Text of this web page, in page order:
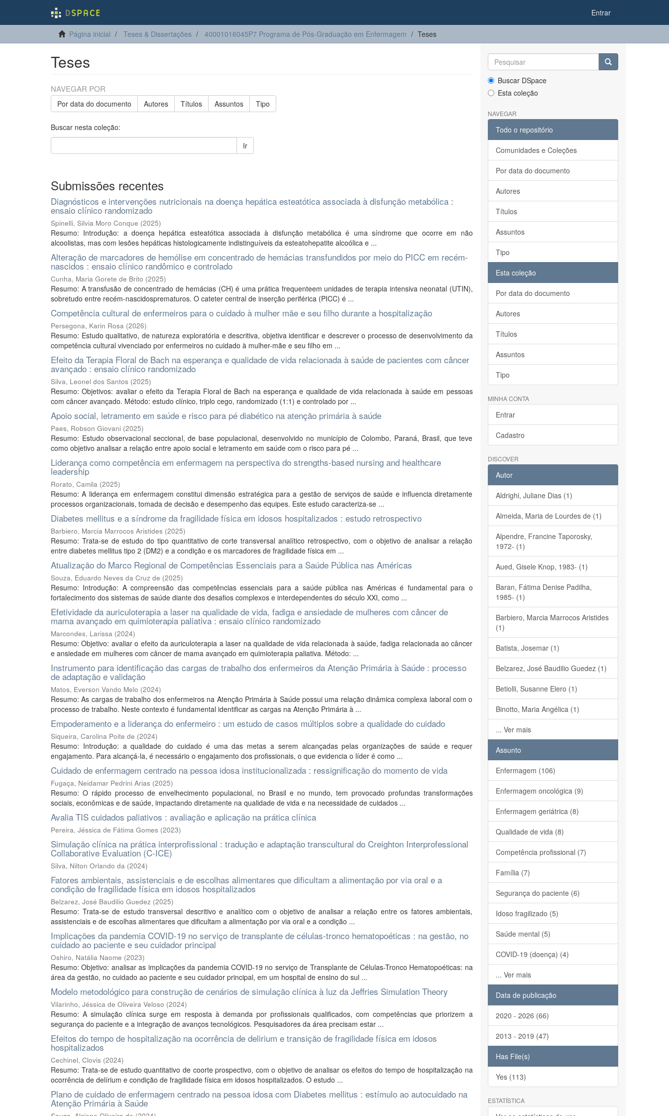
Entrar
Página inicial Teses & Dissertações 40001016045P7 Programa de Pós-Graduação em Enfermagem Teses
Teses
NAVEGAR POR
Por data do documento Autores Títulos Assuntos Tipo
Buscar nesta coleção:
Ir
Submissões recentes
Diagnósticos e intervenções nutricionais na doença hepática esteatótica associada à disfunção metabólica :
ensaio clínico randomizado
Spinelli, Silvia Moro Conque (2025)
Resumo: Introdução: a doença hepática esteatótica associada à disfunção metabólica é uma síndrome que ocorre em não
alcoolistas, mas com lesões hepáticas histologicamente indistinguíveis da esteatohepatite alcoólica e ...
Alteração de marcadores de hemólise em concentrado de hemácias transfundidos por meio do PICC em recém-
nascidos : ensaio clínico randômico e controlado
Cunha, Maria Gorete de Brito (2025)
Resumo: A transfusão de concentrado de hemácias (CH) é uma prática frequenteem unidades de terapia intensiva neonatal (UTIN),
sobretudo entre recém-nascidosprematuros. O cateter central de inserção periférica (PICC) é ...
Competência cultural de enfermeiros para o cuidado à mulher mãe e seu filho durante a hospitalização
Persegona, Karin Rosa (2026)
Resumo: Estudo qualitativo, de natureza exploratória e descritiva, objetiva identificar e descrever o processo de desenvolvimento da
competência cultural vivenciado por enfermeiros no cuidado à mulher-mãe e seu filho em ...
Efeito da Terapia Floral de Bach na esperança e qualidade de vida relacionada à saúde de pacientes com câncer
avançado : ensaio clínico randomizado
Silva, Leonel dos Santos (2025)
Resumo: Objetivos: avaliar o efeito da Terapia Floral de Bach na esperança e qualidade de vida relacionada à saúde em pessoas
com câncer avançado. Método: estudo clínico, triplo cego, randomizado (1:1) e controlado por ...
Apoio social, letramento em saúde e risco para pé diabético na atenção primária à saúde
Paes, Robson Giovani (2025)
Resumo: Estudo observacional seccional, de base populacional, desenvolvido no município de Colombo, Paraná, Brasil, que teve
como objetivo analisar a relação entre apoio social e letramento em saúde com o risco para pé ...
Liderança como competência em enfermagem na perspectiva do strengths-based nursing and healthcare
leadership
Rorato, Camila (2025)
Resumo: A liderança em enfermagem constitui dimensão estratégica para a gestão de serviços de saúde e influencia diretamente
processos organizacionais, tomada de decisão e desempenho das equipes. Este estudo caracteriza-se ...
Diabetes mellitus e a síndrome da fragilidade física em idosos hospitalizados : estudo retrospectivo
Barbiero, Marcia Marrocos Aristides (2025)
Resumo: Trata-se de estudo do tipo quantitativo de corte transversal analítico retrospectivo, com o objetivo de analisar a relação
entre diabetes mellitus tipo 2 (DM2) e a condição e os marcadores de fragilidade física em ...
Atualização do Marco Regional de Competências Essenciais para a Saúde Pública nas Américas
Souza, Eduardo Neves da Cruz de (2025)
Resumo: Introdução: A compreensão das competências essenciais para a saúde pública nas Américas é fundamental para o
fortalecimento dos sistemas de saúde diante dos desafios complexos e interdependentes do século XXI, como ...
Efetividade da auriculoterapia a laser na qualidade de vida, fadiga e ansiedade de mulheres com câncer de
mama avançado em quimioterapia paliativa : ensaio clínico randomizado
Marcondes, Larissa (2024)
Resumo: Objetivo: avaliar o efeito da auriculoterapia a laser na qualidade de vida relacionada à saúde, fadiga relacionada ao câncer
e ansiedade em mulheres com câncer de mama avançado em quimioterapia paliativa. Método: ...
Instrumento para identificação das cargas de trabalho dos enfermeiros da Atenção Primária à Saúde : processo
de adaptação e validação
Matos, Everson Vando Melo (2024)
Resumo: As cargas de trabalho dos enfermeiros na Atenção Primária à Saúde possui uma relação dinâmica complexa laboral com o
processo de trabalho. Neste contexto é fundamental identificar as cargas na Atenção Primária à ...
Empoderamento e a liderança do enfermeiro : um estudo de casos múltiplos sobre a qualidade do cuidado
Siqueira, Carolina Poite de (2024)
Resumo: Introdução: a qualidade do cuidado é uma das metas a serem alcançadas pelas organizações de saúde e requer
engajamento. Para alcançá-la, é necessário o engajamento dos profissionais, o que evidencia o líder é como ...
Cuidado de enfermagem centrado na pessoa idosa institucionalizada : ressignificação do momento de vida
Fugaça, Neidamar Pedrini Arias (2025)
Resumo: O rápido processo de envelhecimento populacional, no Brasil e no mundo, tem provocado profundas transformações
sociais, econômicas e de saúde, impactando diretamente na qualidade de vida e na necessidade de cuidados ...
Avalia TIS cuidados paliativos : avaliação e aplicação na prática clínica
Pereira, Jéssica de Fátima Gomes (2023)
Simulação clínica na prática interprofissional : tradução e adaptação transcultural do Creighton Interprofessional
Collaborative Evaluation (C-ICE)
Silva, Nilton Orlando da (2024)
Fatores ambientais, assistenciais e de escolhas alimentares que dificultam a alimentação por via oral e a
condição de fragilidade física em idosos hospitalizados
Belzarez, José Baudilio Guedez (2025)
Resumo: Trata-se de estudo transversal descritivo e analítico com o objetivo de analisar a relação entre os fatores ambientais,
assistenciais e de escolhas alimentares que dificultam a alimentação por via oral e a condição ...
Implicações da pandemia COVID-19 no serviço de transplante de células-tronco hematopoéticas : na gestão, no
cuidado ao paciente e seu cuidador principal
Oshiro, Natália Naome (2023)
Resumo: Objetivo: analisar as implicações da pandemia COVID-19 no serviço de Transplante de Células-Tronco Hematopoéticas: na
área da gestão, no cuidado ao paciente e seu cuidador principal, em um hospital de ensino do sul ...
Modelo metodológico para construção de cenários de simulação clínica à luz da Jeffries Simulation Theory
Vilarinho, Jéssica de Oliveira Veloso (2024)
Resumo: A simulação clínica surge em resposta à demanda por profissionais qualificados, com competências que priorizem a
segurança do paciente e a integração de avanços tecnológicos. Pesquisadores da área precisam estar ...
Efeitos do tempo de hospitalização na ocorrência de delirium e transição de fragilidade física em idosos
hospitalizados
Cechinel, Clovis (2024)
Resumo: Trata-se de estudo quantitativo de coorte prospectivo, com o objetivo de analisar os efeitos do tempo de hospitalização na
ocorrência de delírium e condição de fragilidade física em idosos hospitalizados. O estudo ...
Plano de cuidado de enfermagem centrado na pessoa idosa com Diabetes mellitus : estímulo ao autocuidado na
Atenção Primária à Saúde
Buscar DSpace
Esta coleção
NAVEGAR
Todo o repositório
Comunidades e Coleções
Por data do documento
Autores
Títulos
Assuntos
Tipo
Esta coleção
Por data do documento
Autores
Títulos
Assuntos
Tipo
MINHA CONTA
Entrar
Cadastro
DISCOVER
Autor
Aldrighi, Juliane Dias (1)
Almeida, Maria de Lourdes de (1)
Alpendre, Francine Taporosky,
1972- (1)
Aued, Gisele Knop, 1983- (1)
Baran, Fátima Denise Padilha,
1985- (1)
Barbiero, Marcia Marrocos Aristides
(1)
Batista, Josemar (1)
Belzarez, José Baudilio Guedez (1)
Betiolli, Susanne Elero (1)
Binotto, Maria Angélica (1)
... Ver mais
Assunto
Enfermagem (106)
Enfermagem oncológica (9)
Enfermagem geriátrica (8)
Qualidade de vida (8)
Competência profissional (7)
Família (7)
Segurança do paciente (6)
Idoso fragilizado (5)
Saúde mental (5)
COVID-19 (doença) (4)
... Ver mais
Data de publicação
2020 - 2026 (66)
2013 - 2019 (47)
Has File(s)
Yes (113)
ESTATÍSTICA